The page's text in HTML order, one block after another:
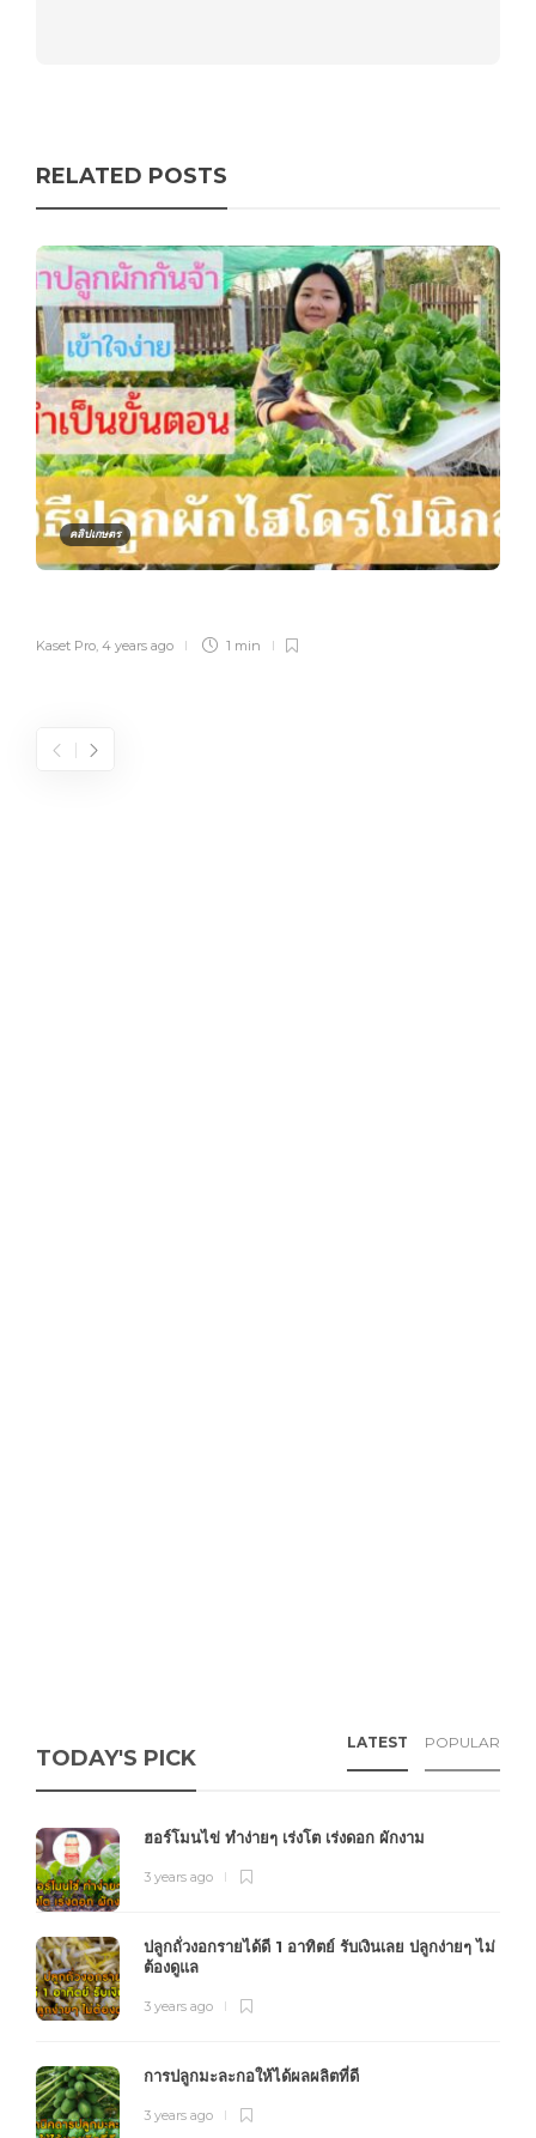
RELATED POSTS
คลิปเกษตร
Kaset Pro, 4 years ago 1 min
TODAY'S PICK
LATEST POPULAR
ฮอร์โมนไข่ ทำง่ายๆ เร่งโต เร่งดอก ผักงาม
3 years ago
ปลูกถั่วงอกรายได้ดี 1 อาทิตย์ รับเงินเลย ปลูกง่ายๆ ไม่
ต้องดูแล
3 years ago
การปลูกมะละกอให้ได้ผลผลิตที่ดี
3 years ago